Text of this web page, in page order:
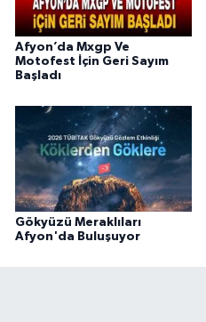
Afyon’da Mxgp Ve
Motofest İçin Geri Sayım
Başladı
Gökyüzü Meraklıları
Afyon'da Buluşuyor